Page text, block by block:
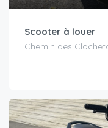
Scooter à louer
Chemin des